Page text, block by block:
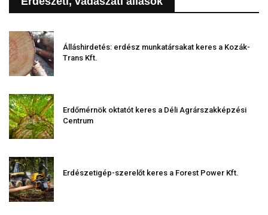
Álláshirdetés: erdész munkatársakat keres a Kozák-
Trans Kft.
Erdőmérnök oktatót keres a Déli Agrárszakképzési
Centrum
Erdészetigép-szerelőt keres a Forest Power Kft.